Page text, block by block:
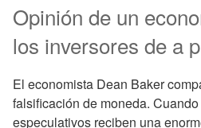
Opinión de un
los inversores de a
El economista Dean Baker
falsificación de moneda.
especulativos reciben una